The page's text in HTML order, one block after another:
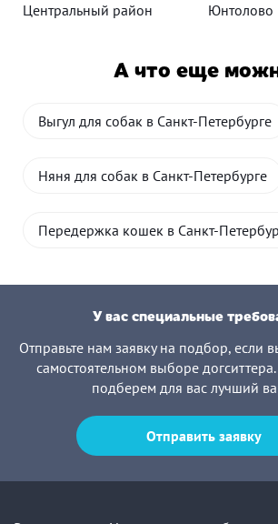
Центральный район Юнтолово
А что еще
Выгул для собак в Санкт-Петербурге
Няня для собак в Санкт-Петербурге
Передержка кошек в Санкт-
У вас специальные
Отправьте нам заявку на подбор, если
самостоятельном выборе
подберем для вас лучший
Отправить заявку